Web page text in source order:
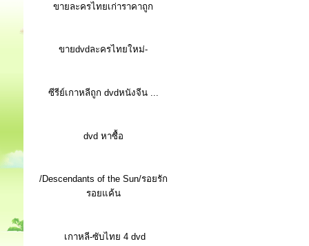
ขายละครไทยเก่าราคาถูก
ขายdvdละครไทยใหม่-
ซีรีย์เกาหลีถูก dvdหนังจีน ...
dvd หาซื้อ
/Descendants of the Sun/รอยรัก
รอยแค้น
เกาหลี-ซับไทย 4 dvd